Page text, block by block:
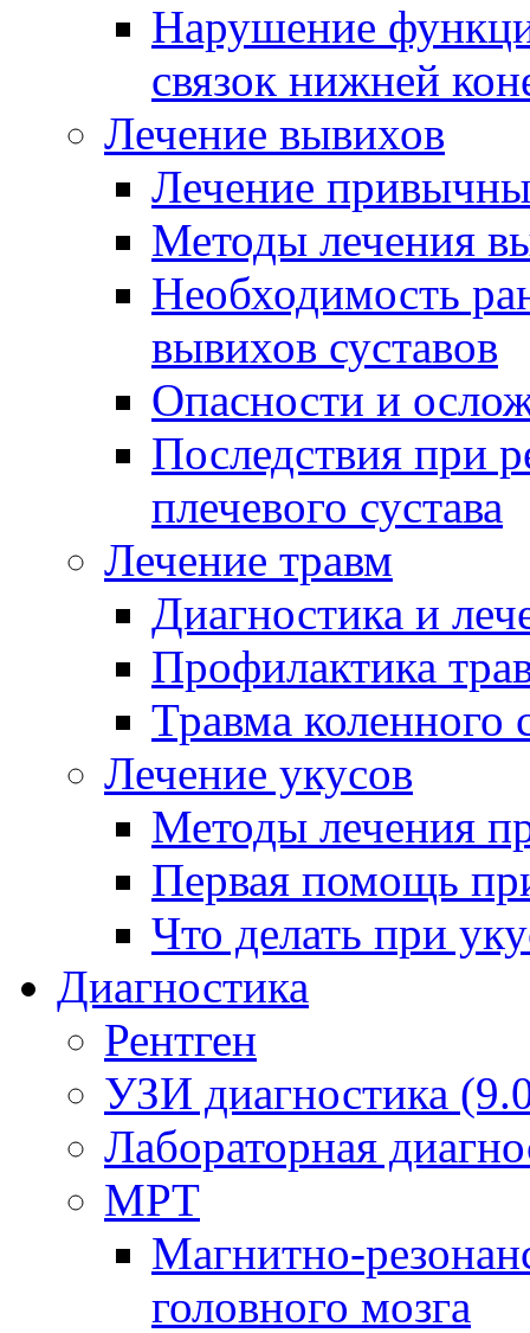
Нарушение
связок нижней
Лечение вывихов
Лечение
Методы лечения
Необходимость
вывихов суставов
Опасности и
Последствия при
плечевого сустава
Лечение травм
Диагностика и
Профилактика
Травма коленного
Лечение укусов
Методы лечения
Первая помощь
Что делать при
Диагностика
Рентген
УЗИ диагностика
Лабораторная
МРТ
Магнитно-
головного мозга